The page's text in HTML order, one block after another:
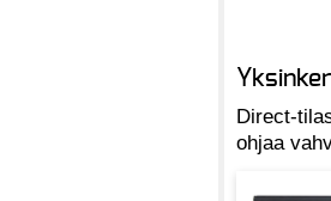
Direct-
ohjaa